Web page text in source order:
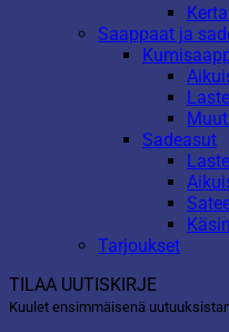
Saappaat ja
Sadeasut
Tarjoukset
TILAA UUTISKIRJE
Kuulet ensimmäisenä